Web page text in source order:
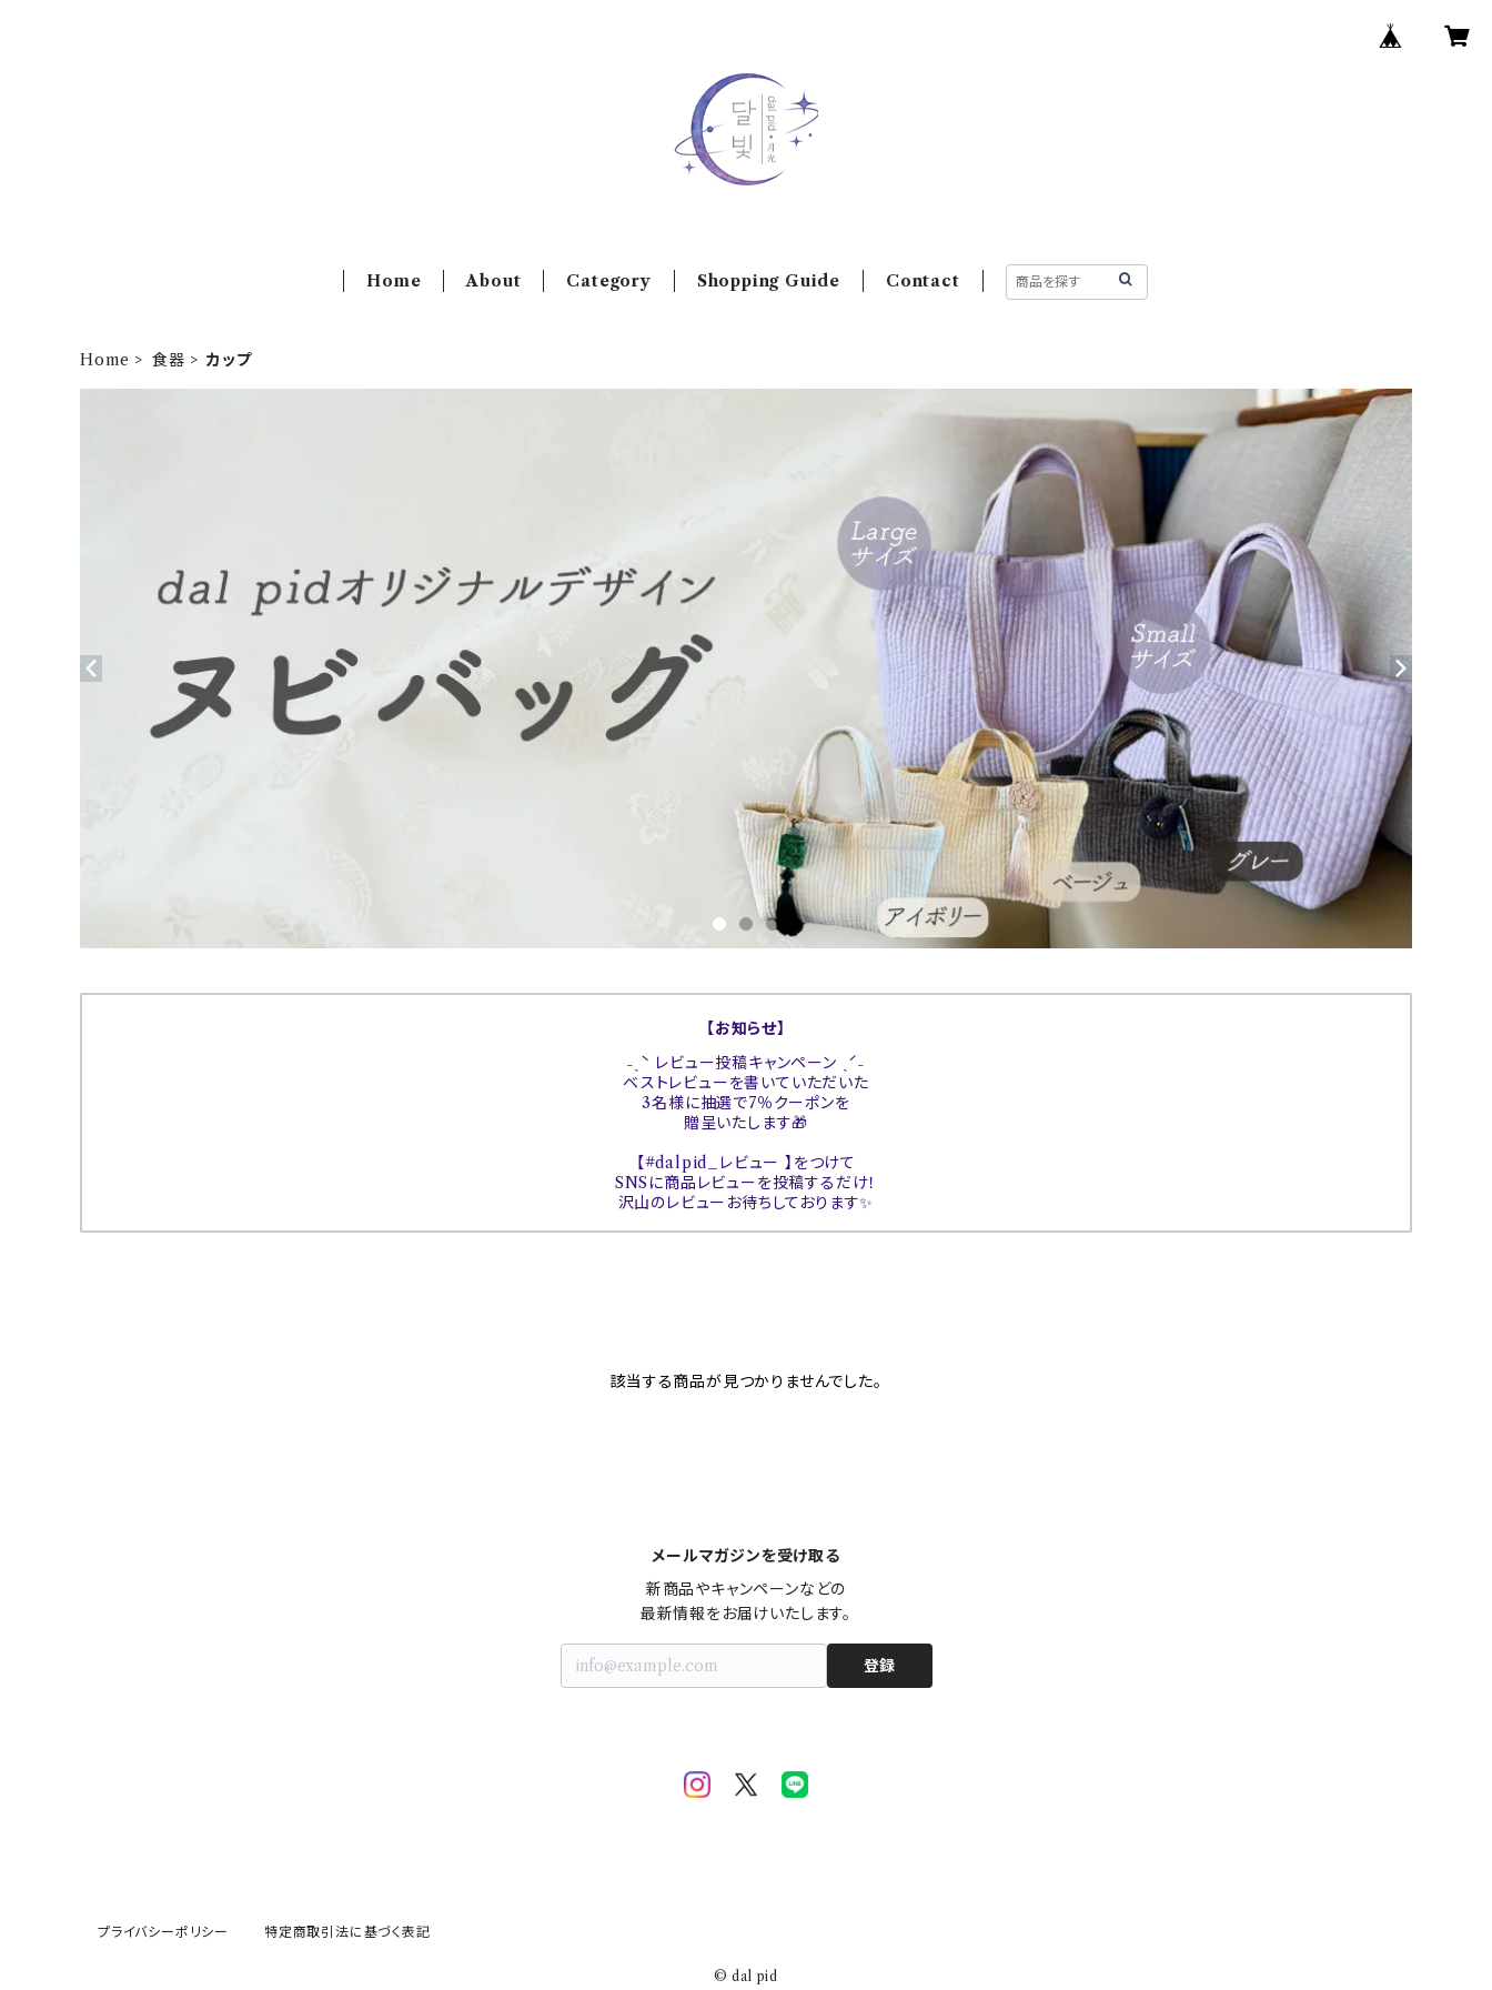
Home About Category Shopping Guide Contact
Home 食器 カップ
【お知らせ】
˗ˏˋ レビュー投稿キャンペーン ˎˊ˗
ベストレビューを書いていただいた
3名様に抽選で7％クーポンを
贈呈いたします🎁
【#dalpid_レビュー 】をつけて
SNSに商品レビューを投稿するだけ！
沢山のレビューお待ちしております✨
該当する商品が見つかりませんでした。
メールマガジンを受け取る
新商品やキャンペーンなどの
最新情報をお届けいたします。
登録
プライバシーポリシー 特定商取引法に基づく表記
© dal pid